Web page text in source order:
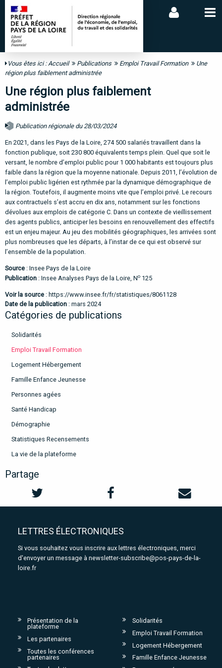
Vous êtes ici :Accueil Publications Emploi Travail Formation
Une
région plus faiblement administrée
Une région plus faiblement
administrée
Publication régionale du 28/03/2024
En 2021, dans les Pays de la Loire, 274 500 salariés travaillent dans la
fonction publique, soit 230 800 équivalents temps plein. Quel que soit le
versant, le nombre d’emploi public pour 1 000 habitants est toujours plus
faible dans la région que la moyenne nationale. Depuis 2011, l’évolution de
l’emploi public ligérien est rythmée par la dynamique démographique de
la région. Toutefois, il augmente moins vite que l’emploi privé. Le recours
aux contractuels s’est accru en dix ans, notamment sur les fonctions
dévolues aux emplois de catégorie C. Dans un contexte de vieillissement
des agents publics, anticiper les besoins en renouvellement des effectifs
est un enjeu majeur. Au jeu des mobilités géographiques, les arrivées sont
plus nombreuses que les départs, à l’instar de ce qui est observé sur
l’ensemble de la population.
Source : Insee Pays de la Loire
Publication : Insee Analyses Pays de la Loire, No 125
Voir la source : https://www.insee.fr/fr/statistiques/8061128
Date de la publication : mars 2024
Catégories de publications
Solidarités
Emploi Travail Formation
Logement Hébergement
Famille Enfance Jeunesse
Personnes agées
Santé Handicap
Démographie
Statistiques Recensements
La vie de la plateforme
Partage
LETTRES ÉLECTRONIQUES
Si vous souhaitez vous inscrire aux lettres électroniques, merci
d'envoyer un message à newsletter-subscribe@pos-pays-de-la-
loire.fr
Présentation de la
plateforme
Les partenaires
Toutes les conférences
partenaires
Solidarités
Emploi Travail Formation
Logement Hébergement
Famille Enfance Jeunesse